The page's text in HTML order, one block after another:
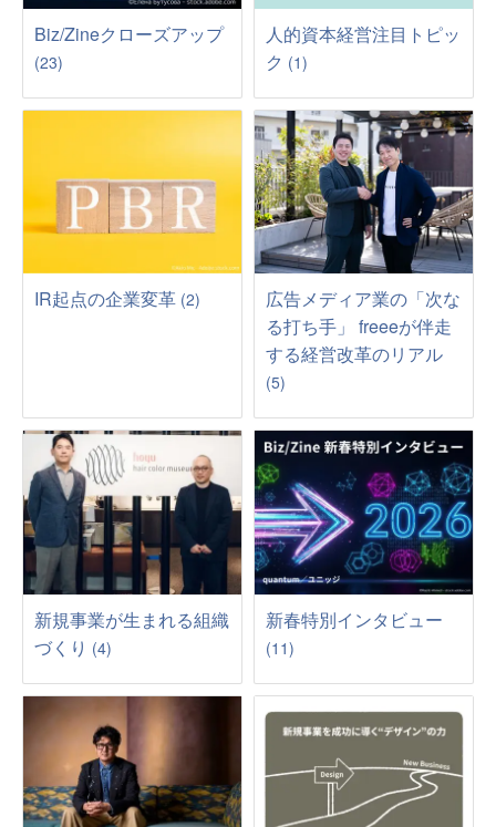
Biz/Zineクローズアップ
(23)
人的資本経営注目トピッ
ク (1)
IR起点の企業変革 (2)
広告メディア業の「次な
る打ち手」 freeeが伴走
する経営改革のリアル
(5)
新規事業が生まれる組織
づくり (4)
新春特別インタビュー
(11)